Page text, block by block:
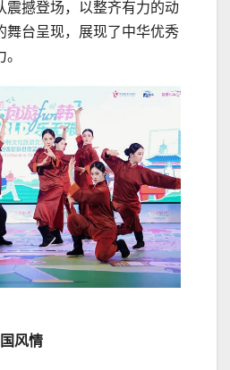
震撼登场，以整齐有力的动
舞台呈现，展现了中华优秀
风情